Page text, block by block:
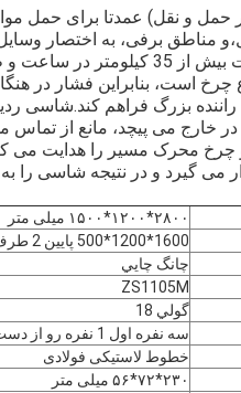
پیام بگذارید
و نقل) عمدتا برای حمل
چرخ است، بنابراین فشار در
راننده بزرگ فراهم کند.شاسی
می پیچد، مانع از تماس
محرک مسیر را هدایت می
می گیرد و در نتیجه شاسی را
۲۸۰۰*۱۲۰۰*۱۵۰۰ میلی متر
1600*1200*500 پایین 2 طرف 2
چانگ چايي
ZS1105M
گولي 18
سه نفره اول 1 نفره رو از دست دادن
خطوط لاستیکی فولادی
۲۳۰*۷۲*۵۶ میلی متر